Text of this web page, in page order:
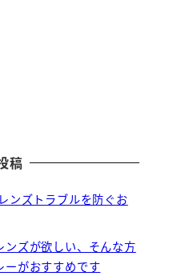
稿
ンズトラブルを防ぐお
ンズが欲しい、そんな方
ーがおすすめです